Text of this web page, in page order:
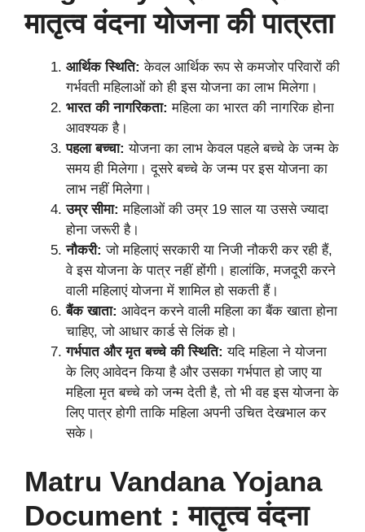
मातृत्व वंदना योजना की पात्रता
आर्थिक स्थिति: केवल आर्थिक रूप से कमजोर परिवारों की
गर्भवती महिलाओं को ही इस योजना का लाभ मिलेगा।
भारत की नागरिकता: महिला का भारत की नागरिक होना
आवश्यक है।
पहला बच्चा: योजना का लाभ केवल पहले बच्चे के जन्म के
समय ही मिलेगा। दूसरे बच्चे के जन्म पर इस योजना का
लाभ नहीं मिलेगा।
उम्र सीमा: महिलाओं की उम्र 19 साल या उससे ज्यादा
होना जरूरी है।
नौकरी: जो महिलाएं सरकारी या निजी नौकरी कर रही हैं,
वे इस योजना के पात्र नहीं होंगी। हालांकि, मजदूरी करने
वाली महिलाएं योजना में शामिल हो सकती हैं।
बैंक खाता: आवेदन करने वाली महिला का बैंक खाता होना
चाहिए, जो आधार कार्ड से लिंक हो।
गर्भपात और मृत बच्चे की स्थिति: यदि महिला ने योजना
के लिए आवेदन किया है और उसका गर्भपात हो जाए या
महिला मृत बच्चे को जन्म देती है, तो भी वह इस योजना के
लिए पात्र होगी ताकि महिला अपनी उचित देखभाल कर
सके।
Matru Vandana Yojana
Document : मातृत्व वंदना